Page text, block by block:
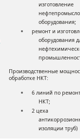
изготовление
оборудования;
ремонт и
оборудования
Производственные
обработке НКТ:
6 линий по
НКТ;
2 цеха
изоляции труб)